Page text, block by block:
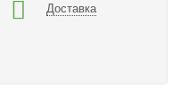
Доставка